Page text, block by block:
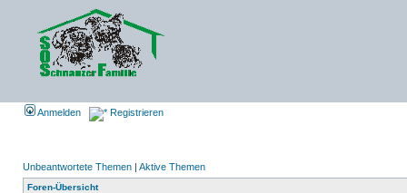
Anmelden Registrieren
Unbeantwortete Themen | Aktive Themen
Foren-Übersicht